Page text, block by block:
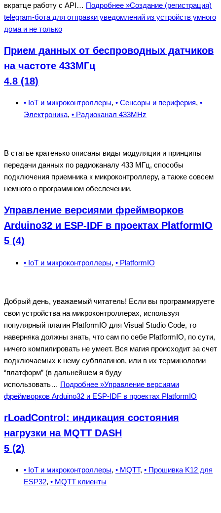
вкратце работу с API… Подробнее »Создание (регистрация)
telegram-бота для отправки уведомлений из устройств умного
дома и не только
Прием данных от беспроводных датчиков
на частоте 433МГц
4.8 (18)
• IoT и микроконтроллеры, • Сенсоры и периферия, •
Электроника, • Радиоканал 433MHz
В статье кратенько описаны виды модуляции и принципы
передачи данных по радиоканалу 433 МГц, способы
подключения приемника к микроконтроллеру, а также совсем
немного о программном обеспечении.
Управление версиями фреймворков
Arduino32 и ESP-IDF в проектах PlatformIO
5 (4)
• IoT и микроконтроллеры, • PlatformIO
Добрый день, уважаемый читатель! Если вы программируете
свои устройства на микроконтроллерах, используя
популярный плагин PlatformIO для Visual Studio Code, то
наверняка должны знать, что сам по себе PlatformIO, по сути,
ничего компилировать не умеет. Вся магия происходит за счет
подключаемых к нему субплагинов, или в их терминологии
“платформ” (в дальнейшем я буду
использовать… Подробнее »Управление версиями
фреймворков Arduino32 и ESP-IDF в проектах PlatformIO
rLoadControl: индикация состояния
нагрузки на MQTT DASH
5 (2)
• IoT и микроконтроллеры, • MQTT, • Прошивка K12 для
ESP32, • MQTT клиенты